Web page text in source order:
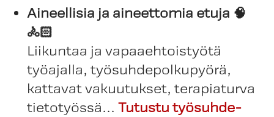
Aineellisia ja aineettomia etuja 🧠
🚴🏻
Liikuntaa ja vapaaehtoistyötä
työajalla, työsuhdepolkupyörä,
kattavat vakuutukset, terapiaturva
tietotyössä... Tutustu työsuhde-